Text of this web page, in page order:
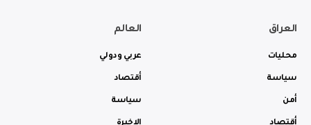
العراق
محليات
سياسة
أمن
العالم
عربي ودولي
أقتصاد
سياسة